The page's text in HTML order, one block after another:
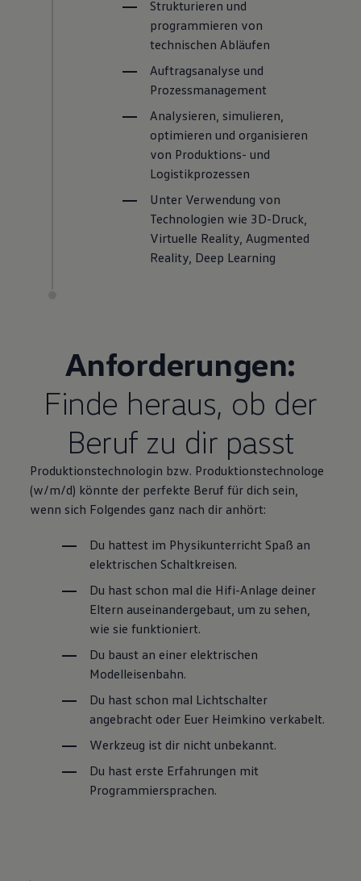
Strukturieren und
programmieren von
technischen Abläufen
Auftragsanalyse und
Prozessmanagement
Analysieren, simulieren,
optimieren und organisieren
von Produktions- und
Logistikprozessen
Unter Verwendung von
Technologien wie 3D-Druck,
Virtuelle Reality, Augmented
Reality, Deep Learning
Anforderungen:
Finde heraus, ob der
Beruf zu dir passt
Produktionstechnologin bzw. Produktions­technologe
(w/m/d) könnte der perfekte Beruf für dich sein,
wenn sich Folgendes ganz nach dir anhört:
Du hattest im Physikunterricht Spaß an
elektrischen Schaltkreisen.
Du hast schon mal die Hifi-Anlage deiner
Eltern auseinandergebaut, um zu sehen,
wie sie funktioniert.
Du baust an einer elektrischen
Modelleisenbahn.
Du hast schon mal Lichtschalter
angebracht oder Euer Heimkino verkabelt.
Werkzeug ist dir nicht unbekannt.
Du hast erste Erfahrungen mit
Programmiersprachen.